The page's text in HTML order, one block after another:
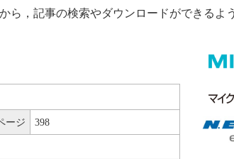
ら，記事の検索やダウンロードができるよ
ージ 398